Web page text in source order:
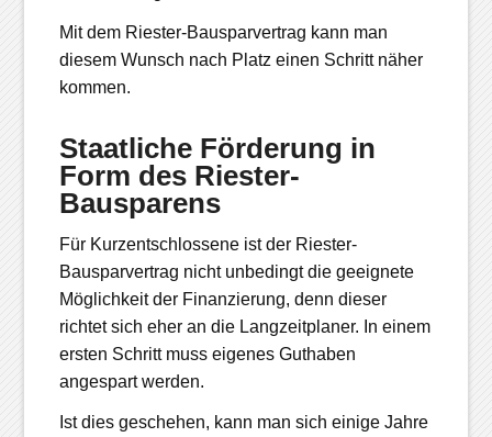
Mit dem Riester-Bausparvertrag kann man
diesem Wunsch nach Platz einen Schritt näher
kommen.
Staatliche Förderung in
Form des Riester-
Bausparens
Für Kurzentschlossene ist der Riester-
Bausparvertrag nicht unbedingt die geeignete
Möglichkeit der Finanzierung, denn dieser
richtet sich eher an die Langzeitplaner. In einem
ersten Schritt muss eigenes Guthaben
angespart werden.
Ist dies geschehen, kann man sich einige Jahre